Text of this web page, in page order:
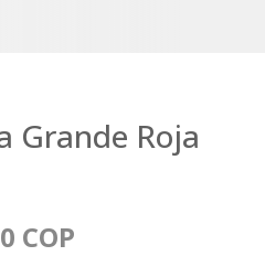
Grande Roja
COP